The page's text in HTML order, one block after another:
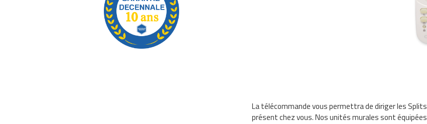
La télécommande vous permettra de diriger les Splits
présent chez vous. Nos unités murales sont équipées